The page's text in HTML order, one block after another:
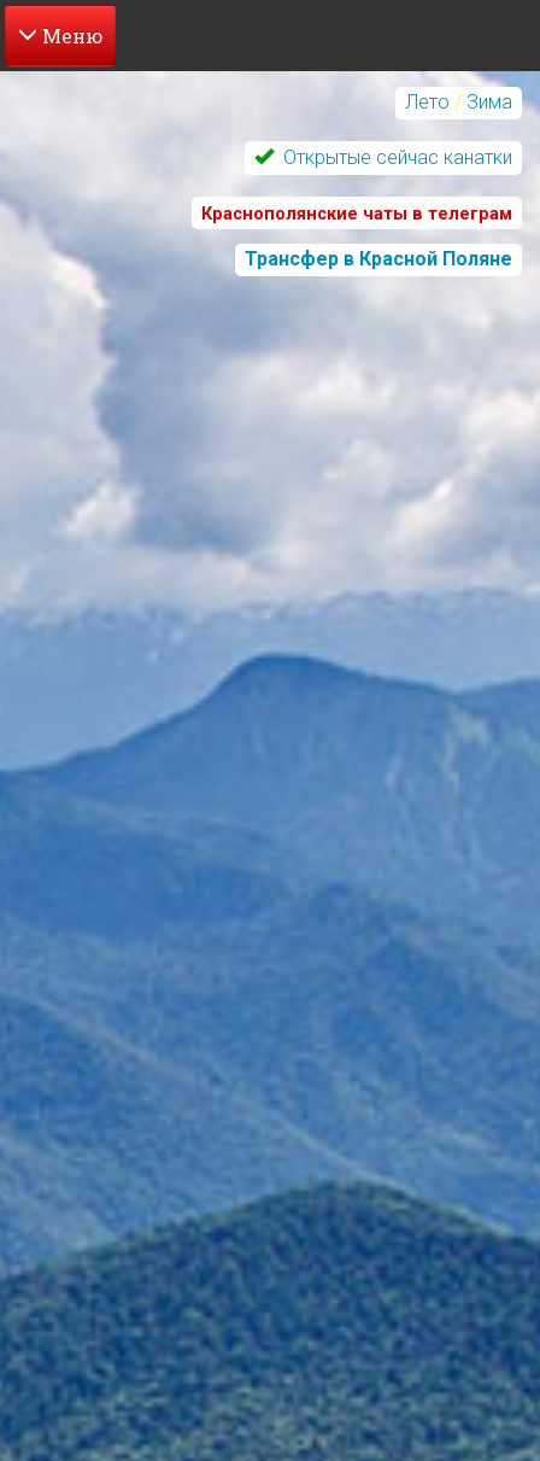
Перейти
содержанию
Лето / Зима
Открытые сейчас канатки
Краснополянские чаты в телеграм
Трансфер в Красной Поляне